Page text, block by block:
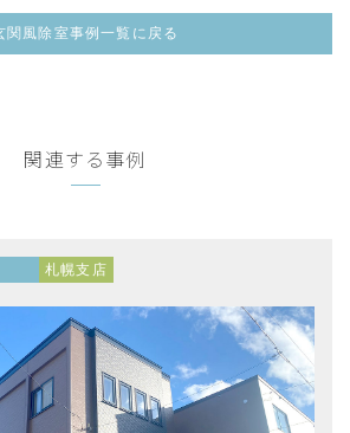
関風除室事例一覧に戻る
関連する事例
札幌支店